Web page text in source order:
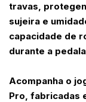
travas,
sujeira e
capacidade de
durante a
Acompanha o
Pro, fabricadas